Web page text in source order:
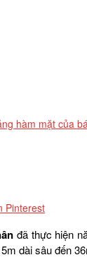
hàm mặt của
Pinterest
đã thực hiện
dài sâu đến